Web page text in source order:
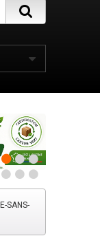
SANS-